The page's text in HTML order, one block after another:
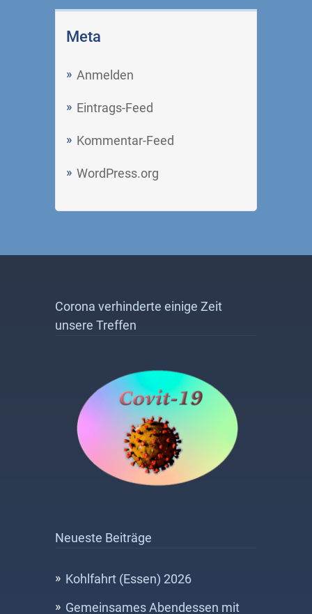
Meta
Anmelden
Eintrags-Feed
Kommentar-Feed
WordPress.org
Corona verhinderte einige Zeit
unsere Treffen
Neueste Beiträge
Kohlfahrt (Essen) 2026
Gemeinsames Abendessen mit